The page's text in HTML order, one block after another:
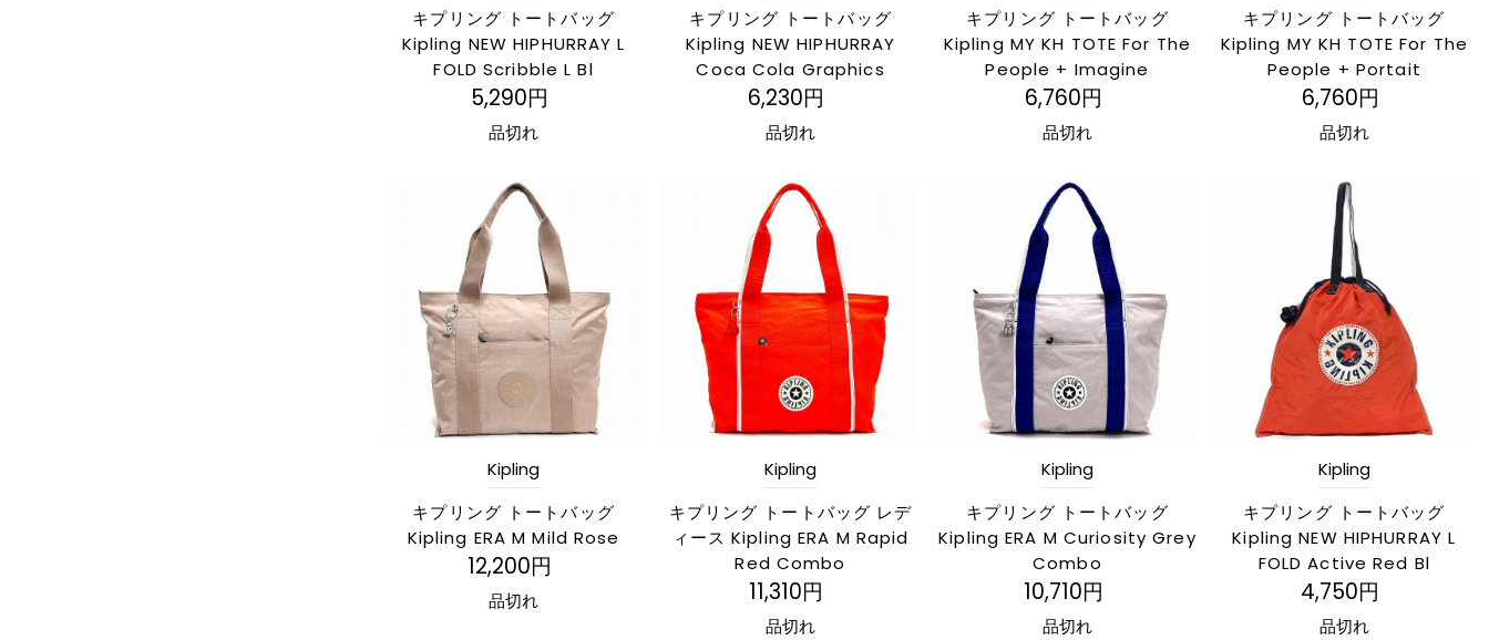
新着順
キプリング トートバッグ
Kipling NEW HIPHURRAY L
FOLD Scribble L Bl
5,290円
品切れ
キプリング トートバッグ
Kipling NEW HIPHURRAY
Coca Cola Graphics
6,230円
品切れ
キプリング トートバッグ
Kipling MY KH TOTE For The
People + Imagine
6,760円
品切れ
キプリング トートバッグ
Kipling MY KH TOTE For The
People + Portait
6,760円
品切れ
Kipling
キプリング トートバッグ
Kipling ERA M Mild Rose
12,200円
品切れ
Kipling
キプリング トートバッグ レデ
ィース Kipling ERA M Rapid
Red Combo
11,310円
品切れ
Kipling
キプリング トートバッグ
Kipling ERA M Curiosity Grey
Combo
10,710円
品切れ
Kipling
キプリング トートバッグ
Kipling NEW HIPHURRAY L
FOLD Active Red Bl
4,750円
品切れ